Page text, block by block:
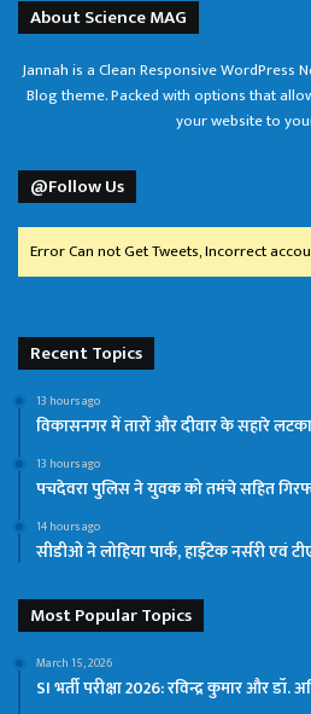
About Science MAG
Jannah is a Clean Responsive WordPress
Blog theme. Packed with options that
your website to
@Follow Us
Error Can not Get Tweets, Incorrect
Recent Topics
13 hours ago
विकासनगर में तारों और दीवार के सहारे
13 hours ago
पचदेवरा पुलिस ने युवक को तमंचे सहित
14 hours ago
सीडीओ ने लोहिया पार्क, हाईटेक नर्सरी एवं
Most Popular Topics
March 15, 2026
SI भर्ती परीक्षा 2026: रविन्द्र कुमार और डॉ.